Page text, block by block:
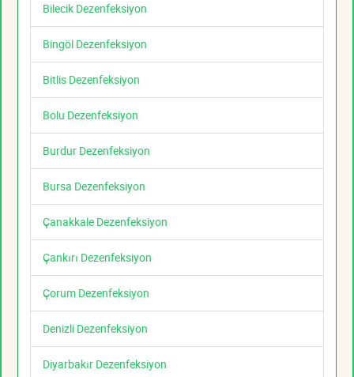
Bilecik Dezenfeksiyon
Bingöl Dezenfeksiyon
Bitlis Dezenfeksiyon
Bolu Dezenfeksiyon
Burdur Dezenfeksiyon
Bursa Dezenfeksiyon
Çanakkale Dezenfeksiyon
Çankırı Dezenfeksiyon
Çorum Dezenfeksiyon
Denizli Dezenfeksiyon
Diyarbakır Dezenfeksiyon